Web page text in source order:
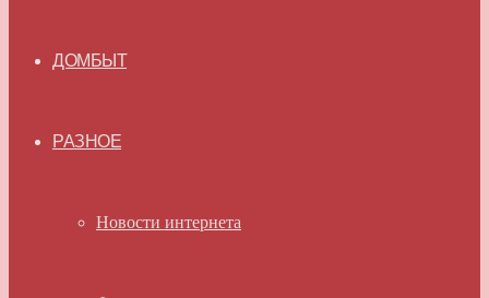
ДОМБЫТ
РАЗНОЕ
Новости интернета